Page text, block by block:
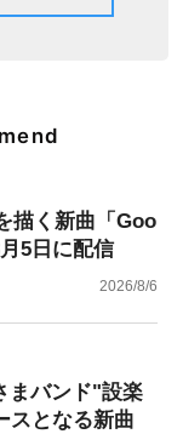
描く新曲「Goo
5日に配信
2026/8/6
まバンド"設楽
スとなる新曲